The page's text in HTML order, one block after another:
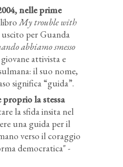
nelle prime
libroMy trouble with
per Guanda
abbiamo smesso
attivista e
il suo nome,
significa “guida”.
proprio la stessa
la sfida insita nel
una guida per il
verso il coraggio
democratica" -